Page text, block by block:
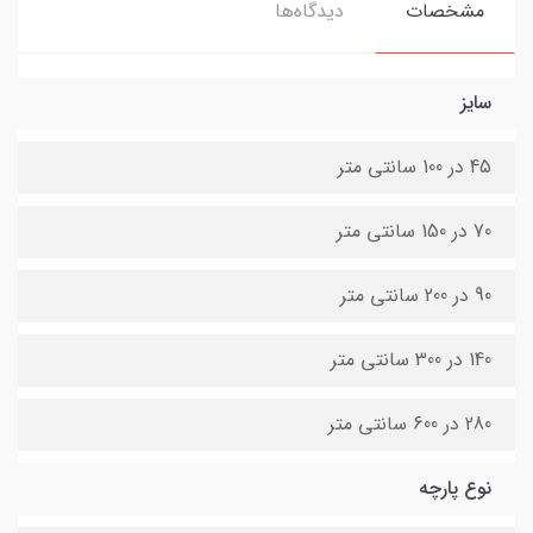
مشخصات دیدگاه‌ها
سایز
45 در 100 سانتی متر
70 در 150 سانتی متر
90 در 200 سانتی متر
140 در 300 سانتی متر
280 در 600 سانتی متر
نوع پارچه